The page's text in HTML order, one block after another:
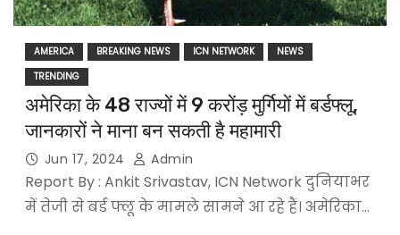
AMERICA BREAKING NEWS ICN NETWORK
NEWS
TRENDING
अमेरिका के 48 राज्यों में 9 करोंड़ मुर्गियों में बर्डफ्लू,
जानकारों ने माना बन सकती है महामारी
Jun 17, 2024 Admin
Report By : Ankit Srivastav, ICN Network दुनियाभर
में तेजी से बर्ड फ्लू के मामले सामने आ रहे हैं। अमेरिका…